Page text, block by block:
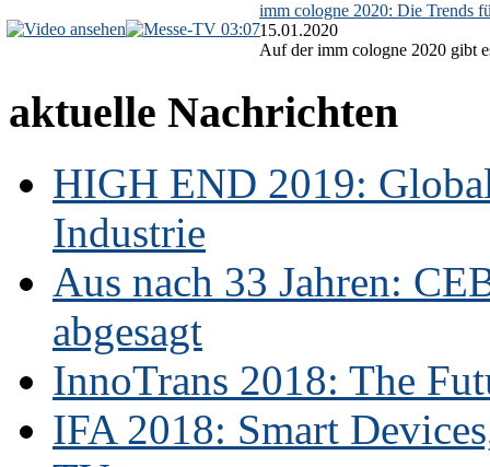
03:07
imm cologne 2020: Die Trends
15.01.2020
Auf der imm cologne 2020 gibt
aktuelle Nachrichten
HIGH END 2019:
Industrie
Aus nach 33 Jahren:
abgesagt
InnoTrans 2018: The
IFA 2018: Smart